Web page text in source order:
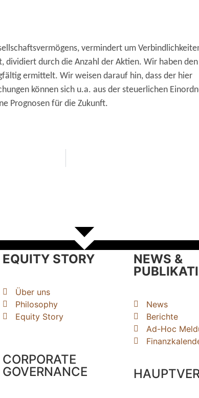
vermindert um
dividiert durch die Anzahl der Aktien. Wir haben den
ermittelt. Wir weisen darauf hin, dass der hier
können sich u.a. aus der steuerlichen
Prognosen für die Zukunft.
EQUITY STORY
Über uns
Philosophy
Equity Story
CORPORATE
GOVERNANCE
NEWS &
News
Berichte
Ad-Hoc